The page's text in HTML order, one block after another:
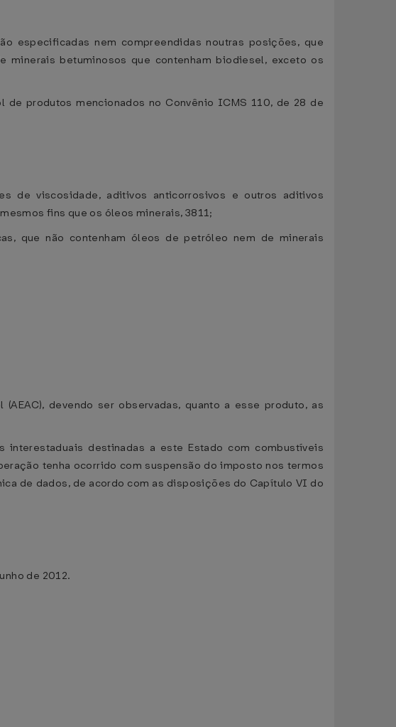
especificadas nem compreendidas noutras posições, que
betuminosos que contenham biodiesel, exceto os
produtos mencionados no Convênio ICMS 110, de 28 de
de viscosidade, aditivos anticorrosivos e outros aditivos
fins que os óleos minerais, 3811;
que não contenham óleos de petróleo nem de minerais
devendo ser observadas, quanto a esse produto, as
destinadas a este Estado com combustíveis
tenha ocorrido com suspensão do imposto nos termos
de dados, de acordo com as disposições do Capítulo VI do
de 2012.